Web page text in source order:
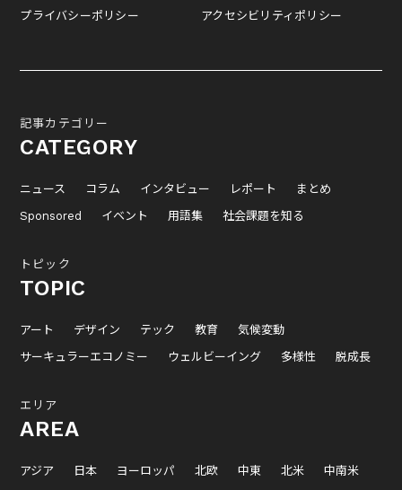
プライバシーポリシー アクセシビリティポリシー
記事カテゴリー
CATEGORY
ニュース コラム インタビュー レポート
まとめ
Sponsored
イベント 用語集 社会課題を知る
トピック
TOPIC
アート デザイン テック 教育
気候変動
サーキュラーエコノミー
ウェルビーイング 多様性 脱成長
エリア
AREA
アジア 日本 ヨーロッパ 北欧 中東 北米 中南米